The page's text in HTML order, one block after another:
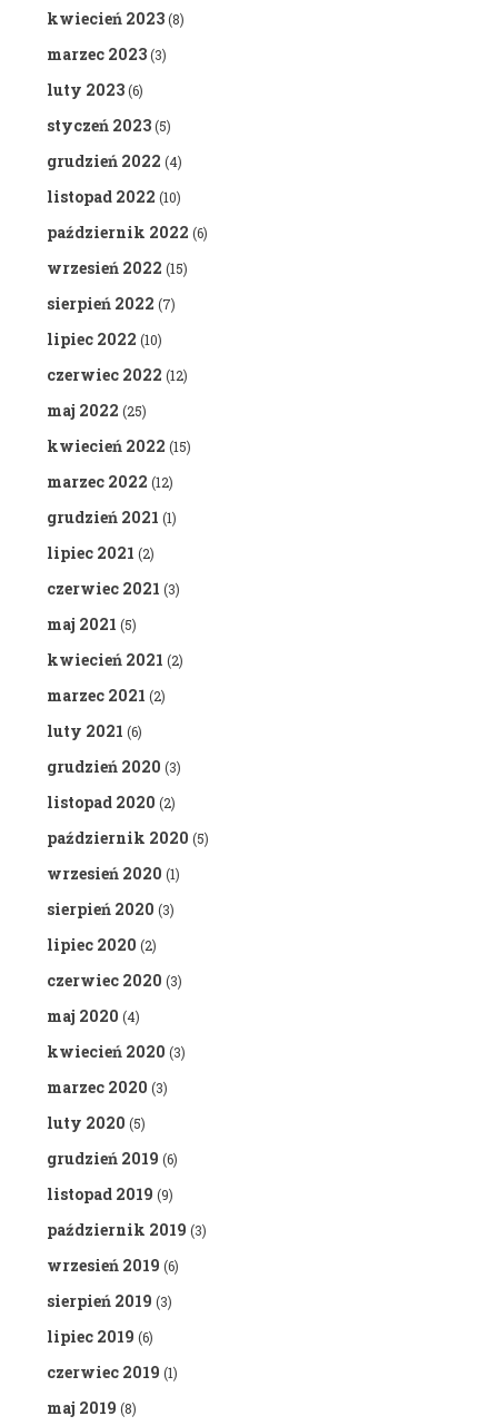
kwiecień 2023(8)
marzec 2023(3)
luty 2023(6)
styczeń 2023(5)
grudzień 2022 (4)
listopad 2022 (10)
październik 2022 (6)
wrzesień 2022 (15)
sierpień 2022 (7)
lipiec 2022 (10)
czerwiec 2022 (12)
maj 2022 (25)
kwiecień 2022 (15)
marzec 2022 (12)
grudzień 2021 (1)
lipiec 2021 (2)
czerwiec 2021 (3)
maj 2021 (5)
kwiecień 2021 (2)
marzec 2021 (2)
luty 2021 (6)
grudzień 2020 (3)
listopad 2020 (2)
październik 2020 (5)
wrzesień 2020 (1)
sierpień 2020 (3)
lipiec 2020 (2)
czerwiec 2020 (3)
maj 2020 (4)
kwiecień 2020 (3)
marzec 2020 (3)
luty 2020 (5)
grudzień 2019 (6)
listopad 2019 (9)
październik 2019 (3)
wrzesień 2019 (6)
sierpień 2019 (3)
lipiec 2019 (6)
czerwiec 2019 (1)
maj 2019 (8)